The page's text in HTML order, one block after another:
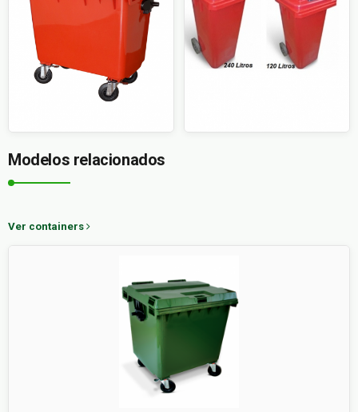
Modelos relacionados
Ver containers